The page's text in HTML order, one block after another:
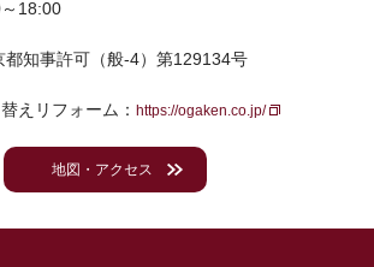
18:00
都知事許可（般-4）第129134号
えリフォーム： https://ogaken.co.jp/
地図・アクセス